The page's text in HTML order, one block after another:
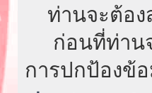
ท่านจะต้อง
ก่อนที่ท่านจ
การปกป้องข้